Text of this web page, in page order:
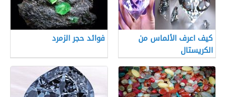
كيف اعرف الألماس من
الكريستال
فوائد حجر الزمرد